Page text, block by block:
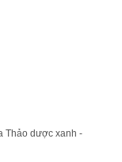
Thảo dược xanh -